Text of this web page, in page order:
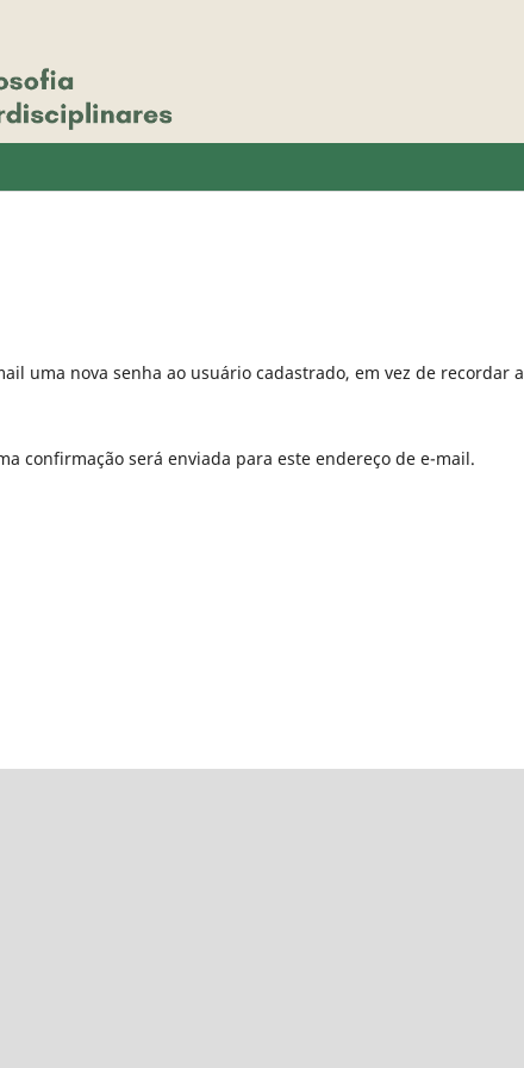
uma nova senha ao usuário cadastrado, em vez de recordar a
confirmação será enviada para este endereço de e-mail.